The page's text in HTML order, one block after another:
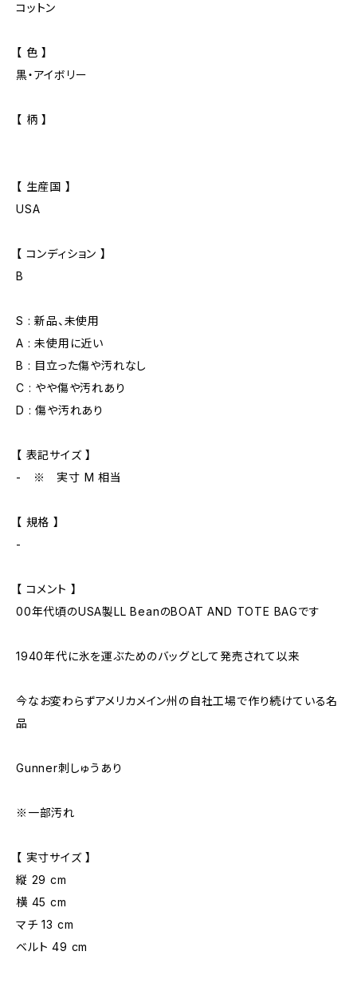
コットン
【 色 】
黒・アイボリー
【 柄 】
【 生産国 】
USA
【 コンディション 】
B
S : 新品、未使用
A : 未使用に近い
B : 目立った傷や汚れなし
C : やや傷や汚れあり
D : 傷や汚れあり
【 表記サイズ 】
- ※ 実寸 M 相当
【 規格 】
-
【 コメント 】
00年代頃のUSA製LL BeanのBOAT AND TOTE BAGです
1940年代に氷を運ぶためのバッグとして発売されて以来
今なお変わらずアメリカメイン州の自社工場で作り続けている名
品
Gunner刺しゅうあり
※一部汚れ
【 実寸サイズ 】
縦 29 cm
横 45 cm
マチ 13 cm
ベルト 49 cm